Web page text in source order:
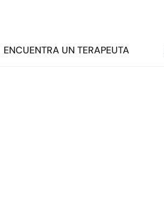
ENCUENTRA UN TERAPEUTA